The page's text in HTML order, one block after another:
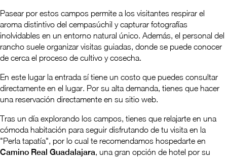
Pasear por estos campos permite a los visitantes respirar el
aroma distintivo del cempasúchil y capturar fotografías
inolvidables en un entorno natural único. Además, el personal del
rancho suele organizar visitas guiadas, donde se puede conocer
de cerca el proceso de cultivo y cosecha.
En este lugar la entrada sí tiene un costo que puedes consultar
directamente en el lugar. Por su alta demanda, tienes que hacer
una reservación directamente en su sitio web.
Tras un día explorando los campos, tienes que relajarte en una
cómoda habitación para seguir disfrutando de tu visita en la
"Perla tapatía", por lo cual te recomendamos hospedarte en
Camino Real Guadalajara, una gran opción de hotel por su